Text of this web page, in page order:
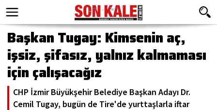
Başkan Tugay: Kimsenin aç,
işsiz, şifasız, yalnız kalmaması
için çalışacağız
CHP İzmir Büyükşehir Belediye Başkan Adayı Dr.
Cemil Tugay, bugün de Tire'de yurttaşlarla iftar